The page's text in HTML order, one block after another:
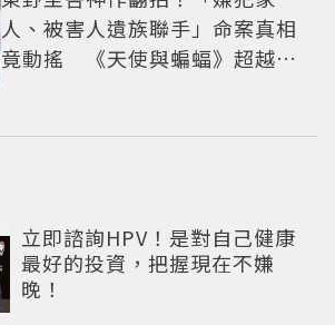
人、被害人遺族聯手」命案真相
竟動搖 《天使與蝙蝠》超越懸
立即諮詢HPV！是對自己健康
最好的投資，把握現在不嫌
晚！